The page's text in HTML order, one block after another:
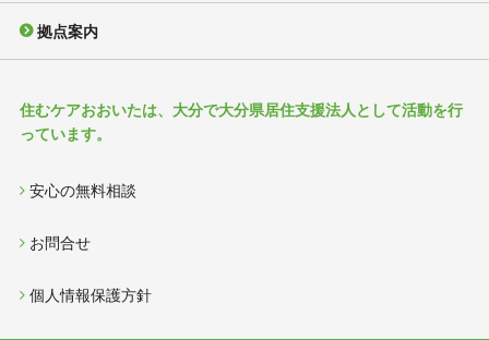
拠点案内
住むケアおおいたは、大分で大分県居住支援法人として活動を行
っています。
安心の無料相談
お問合せ
個人情報保護方針